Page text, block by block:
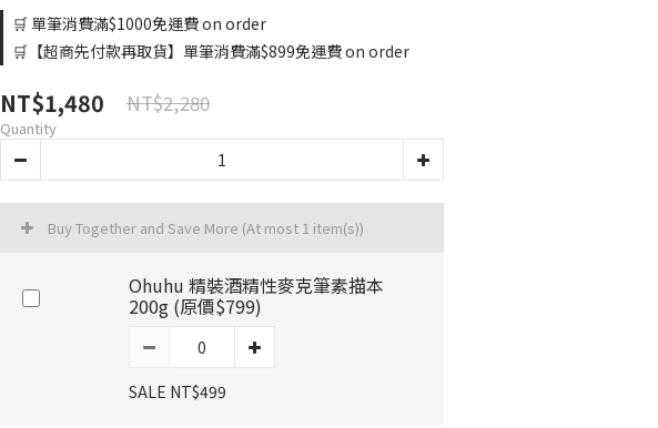
🛒 單筆消費滿$1000免運費 on order
🛒【超商先付款再取貨】單筆消費滿$899免運費 on order
NT$1,480 NT$2,280
Quantity
Buy Together and Save More (At most 1 item(s))
Ohuhu 精裝酒精性麥克筆素描本
200g (原價$799)
SALE NT$499